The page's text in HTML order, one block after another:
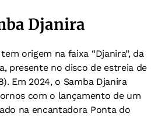
Djanira
origem na faixa “Djanira”, da
presente no disco de estreia de
Em 2024, o Samba Djanira
com o lançamento de um
na encantadora Ponta do